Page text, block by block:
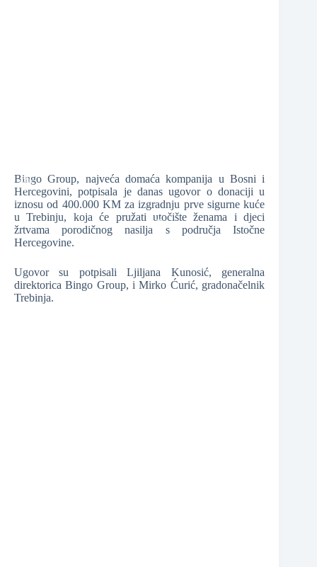
Bingo Group, najveća domaća kompanija u Bosni i
Hercegovini, potpisala je danas ugovor o donaciji u
iznosu od 400.000 KM za izgradnju prve sigurne kuće
u Trebinju, koja će pružati utočište ženama i djeci
žrtvama porodičnog nasilja s područja Istočne
Hercegovine.
Ugovor su potpisali Ljiljana Kunosić, generalna
direktorica Bingo Group, i Mirko Ćurić, gradonačelnik
Trebinja.
❆
❆
❆